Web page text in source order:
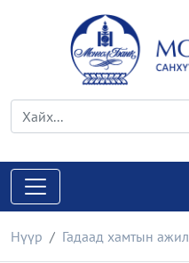
Нүүр Гадаад хамтын